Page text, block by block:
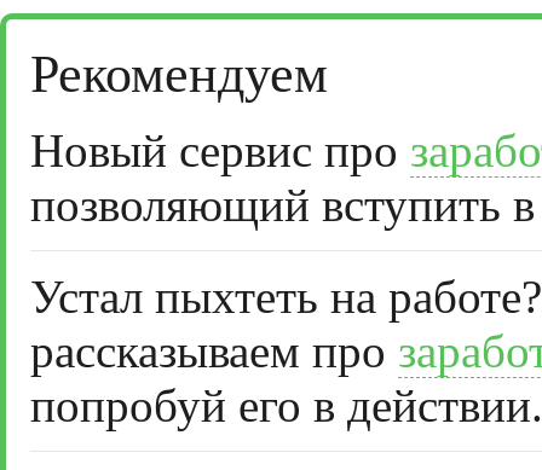
Рекомендуем
Новый сервис про
позволяющий вступить
Устал пыхтеть на
рассказываем про
попробуй его в действии.